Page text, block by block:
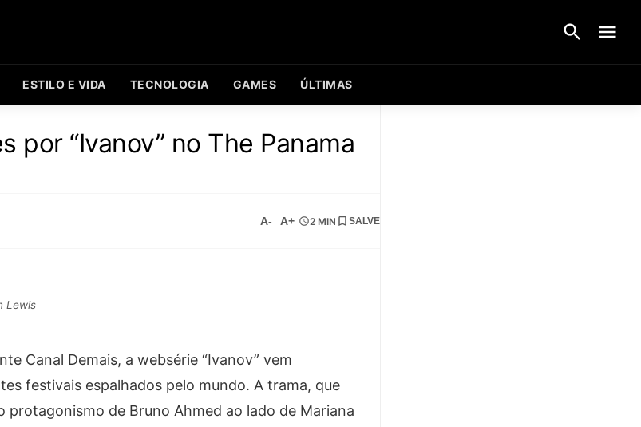
ESTILO E VIDA TECNOLOGIA GAMES ÚLTIMAS
por “Ivanov” no The Panama
A- A+ 2 MIN SALVE
Lewis
Canal Demais, a websérie “Ivanov” vem
festivais espalhados pelo mundo. A trama, que
de Bruno Ahmed ao lado de Mariana